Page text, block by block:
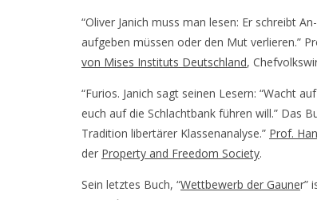
“Oliver Janich muss man lesen: Er schreibt
aufgeben müssen oder den Mut verlieren.”
von Mises Instituts Deutschland,
“Furios. Janich sagt seinen Lesern: “Wacht
euch auf die Schlachtbank führen will.” Das
Tradition libertärer Klassenanalyse.” Prof.
der Property and Freedom Society.
Sein letztes Buch, “Wettbewerb der Gauner”